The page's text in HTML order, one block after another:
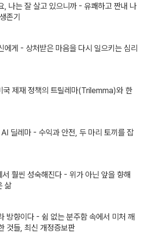
, 나는 잘 살고 있으니까 - 유쾌하고 짠내 나
존기
에게 - 상처받은 마음을 다시 일으키는 심리
국 제재 정책의 트릴레마(Trilemma)와 한
딜레마 - 수익과 안전, 두 마리 토끼를 잡
서 훨씬 성숙해진다 - 위가 아닌 앞을 향해
삶
방향이다 - 쉼 없는 분주함 속에서 미처 깨
것들, 최신 개정증보판